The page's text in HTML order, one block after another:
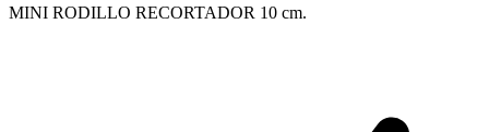
MINI RODILLO RECORTADOR 10 cm.